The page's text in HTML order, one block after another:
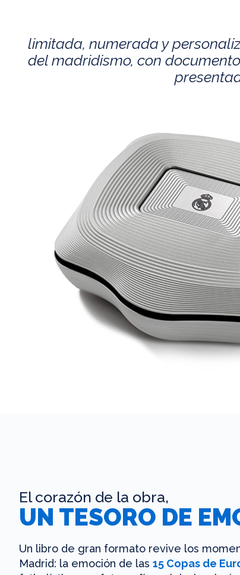
limitada, numerada y
del madridismo, con
El corazón de la obra,
UN TESORO DE
Un libro de gran formato revive los
Madrid: la emoción de las 15 Copas de